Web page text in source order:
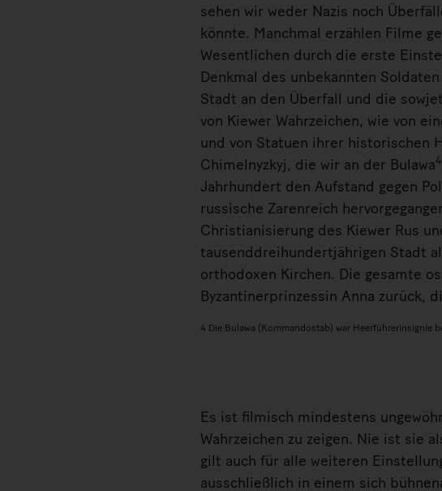
sehen wir weder Nazis noch
könnte. Manchmal erzählen Filme
Wesentlichen durch die erste
Denkmal des unbekannten
Stadt an den Überfall und die
von Kiewer Wahrzeichen, wie von
und von Statuen ihrer historischen
Chimelnyzkyj, die wir an der Bulawa4
Jahrhundert den Aufstand gegen
russische Zarenreich
Christianisierung des Kiewer Rus
tausenddreihundertjährigen Stadt
orthodoxen Kirchen. Die gesamte
Byzantinerprinzessin Anna zurück,
4 Die Bulawa (Kommandostab) war Heerführerinsignie
Es ist filmisch mindestens
Wahrzeichen zu zeigen. Nie ist sie
gilt auch für alle weiteren
ausschließlich in einem sich